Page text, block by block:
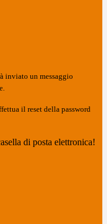
inviato un messaggio
il reset della password
di posta elettronica!